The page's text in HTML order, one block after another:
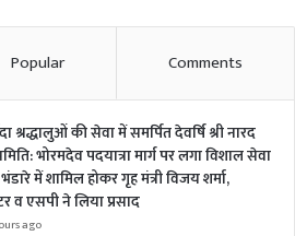
Popular Comments
श्रद्धालुओं की सेवा में समर्पित देवर्षि श्री नारद
भोरमदेव पदयात्रा मार्ग पर लगा विशाल सेवा
में शामिल होकर गृह मंत्री विजय शर्मा,
व एसपी ने लिया प्रसाद
ago